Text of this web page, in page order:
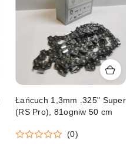
Łańcuch 1,3mm .325" Super
(RS Pro), 81ogniw 50 cm
(0)